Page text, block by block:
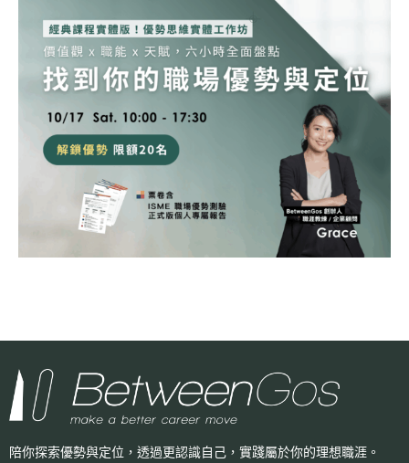
陪你探索優勢與定位，透過更認識自己， 實踐屬於你的理想職涯。